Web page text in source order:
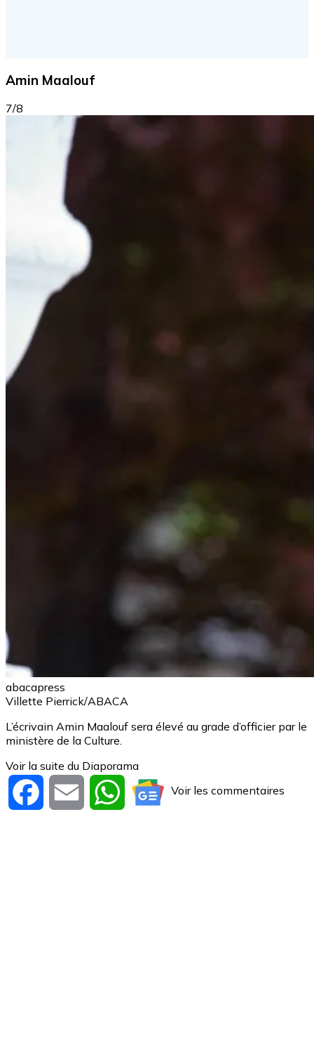
Amin Maalouf
7/8
abacapress
Villette Pierrick/ABACA
L’écrivain Amin Maalouf sera élevé au grade d’officier par le
ministère de la Culture.
Voir la suite du Diaporama
Facebook Email WhatsAppVoir les commentaires